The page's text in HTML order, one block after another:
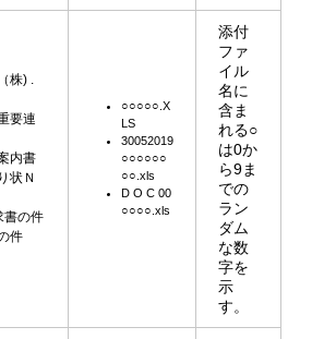
株) .
要連
内書
状Ｎ
書の件
件
○○○○○.X
LS
30052019
○○○○○○
○○.xls
D O C 00
○○○○.xls
添付
ファ
イル
名に
含ま
れる○
は0か
ら9ま
での
ラン
ダム
な数
字を
示
す。